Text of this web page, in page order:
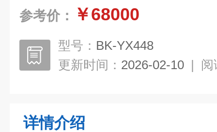
参考价： ￥68000
型号： BK-YX448
更新时间： 2026-02-10 | 阅
详情介绍